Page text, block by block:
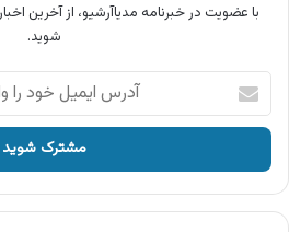
با عضویت در خبرنامه مدیاآرشیو، از آخرین
شوید.
آدرس
ایمیل
خود
وارد
کنید